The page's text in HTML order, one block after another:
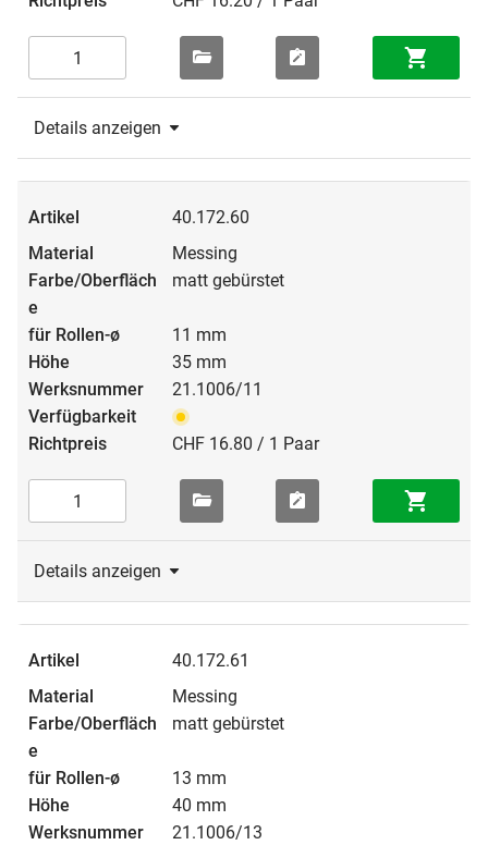
Details anzeigen
40.172.60
Messing
matt gebürstet
11 mm
35 mm
21.1006/11
CHF 16.80 / 1 Paar
Details anzeigen
40.172.61
Messing
matt gebürstet
13 mm
40 mm
21.1006/13